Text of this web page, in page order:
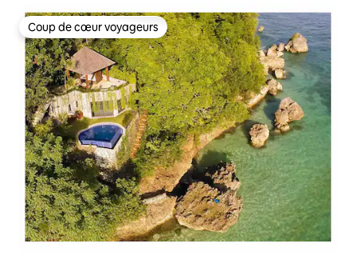
Coup de cœur voyageurs
Coup de cœur voyageurs